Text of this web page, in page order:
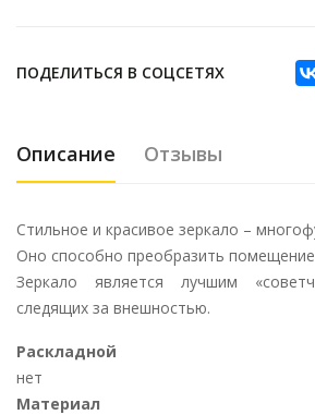
ПОДЕЛИТЬСЯ В СОЦСЕТЯХ
Описание Отзывы
Стильное и красивое зеркало –
Оно способно преобразить
Зеркало является лучшим
следящих за внешностью.
Раскладной
нет
Материал